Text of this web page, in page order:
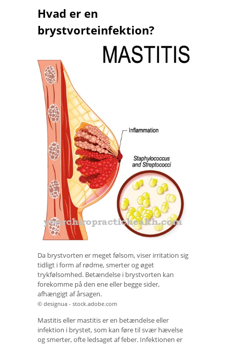
Hvad er en
brystvorteinfektion?
Da brystvorten er meget følsom, viser irritation sig
tidligt i form af rødme, smerter og øget
trykfølsomhed. Betændelse i brystvorten kan
forekomme på den ene eller begge sider,
afhængigt af årsagen.
© designua - stock.adobe.com
Mastitis eller mastitis er en betændelse eller
infektion i brystet, som kan føre til svær hævelse
og smerter, ofte ledsaget af feber. Infektionen er